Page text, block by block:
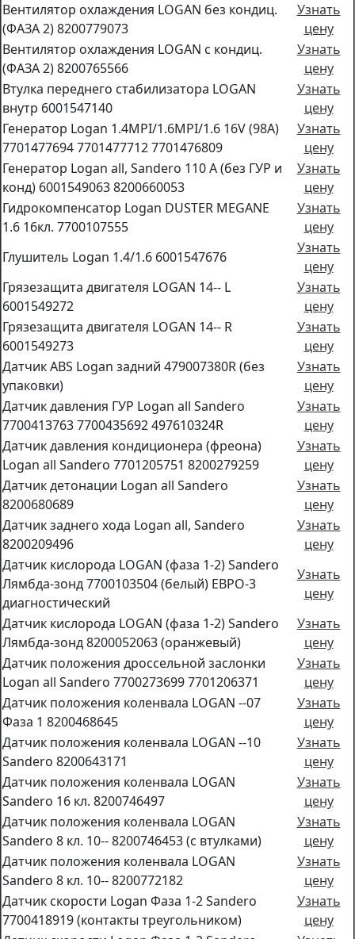
Вентилятор охлаждения LOGAN без кондиц.
(ФАЗА 2) 8200779073
Узнать
цену
Вентилятор охлаждения LOGAN с кондиц.
(ФАЗА 2) 8200765566
Узнать
цену
Втулка переднего стабилизатора LOGAN
внутр 6001547140
Узнать
цену
Генератор Logan 1.4MPI/1.6MPI/1.6 16V (98A)
7701477694 7701477712 7701476809
Узнать
цену
Генератор Logan all, Sandero 110 A (без ГУР и
конд) 6001549063 8200660053
Узнать
цену
Гидрокомпенсатор Logan DUSTER MEGANE
1.6 16кл. 7700107555
Узнать
цену
Глушитель Logan 1.4/1.6 6001547676
Узнать
цену
Грязезащита двигателя LOGAN 14-- L
6001549272
Узнать
цену
Грязезащита двигателя LOGAN 14-- R
6001549273
Узнать
цену
Датчик ABS Logan задний 479007380R (без
упаковки)
Узнать
цену
Датчик давления ГУР Logan all Sandero
7700413763 7700435692 497610324R
Узнать
цену
Датчик давления кондиционера (фреона)
Logan all Sandero 7701205751 8200279259
Узнать
цену
Датчик детонации Logan all Sandero
8200680689
Узнать
цену
Датчик заднего хода Logan all, Sandero
8200209496
Узнать
цену
Датчик кислорода LOGAN (фаза 1-2) Sandero
Лямбда-зонд 7700103504 (белый) ЕВРО-3
диагностический
Узнать
цену
Датчик кислорода LOGAN (фаза 1-2) Sandero
Лямбда-зонд 8200052063 (оранжевый)
Узнать
цену
Датчик положения дроссельной заслонки
Logan all Sandero 7700273699 7701206371
Узнать
цену
Датчик положения коленвала LOGAN --07
Фаза 1 8200468645
Узнать
цену
Датчик положения коленвала LOGAN --10
Sandero 8200643171
Узнать
цену
Датчик положения коленвала LOGAN
Sandero 16 кл. 8200746497
Узнать
цену
Датчик положения коленвала LOGAN
Sandero 8 кл. 10-- 8200746453 (с втулками)
Узнать
цену
Датчик положения коленвала LOGAN
Sandero 8 кл. 10-- 8200772182
Узнать
цену
Датчик скорости Logan Фаза 1-2 Sandero
7700418919 (контакты треугольником)
Узнать
цену